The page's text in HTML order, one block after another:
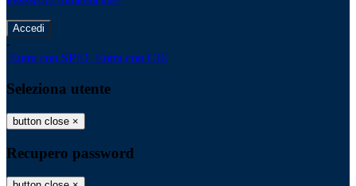
-
Entra con SPID Entra con CIE
Seleziona utente
button close ×
Recupero password